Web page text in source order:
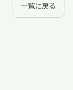
一覧に戻る